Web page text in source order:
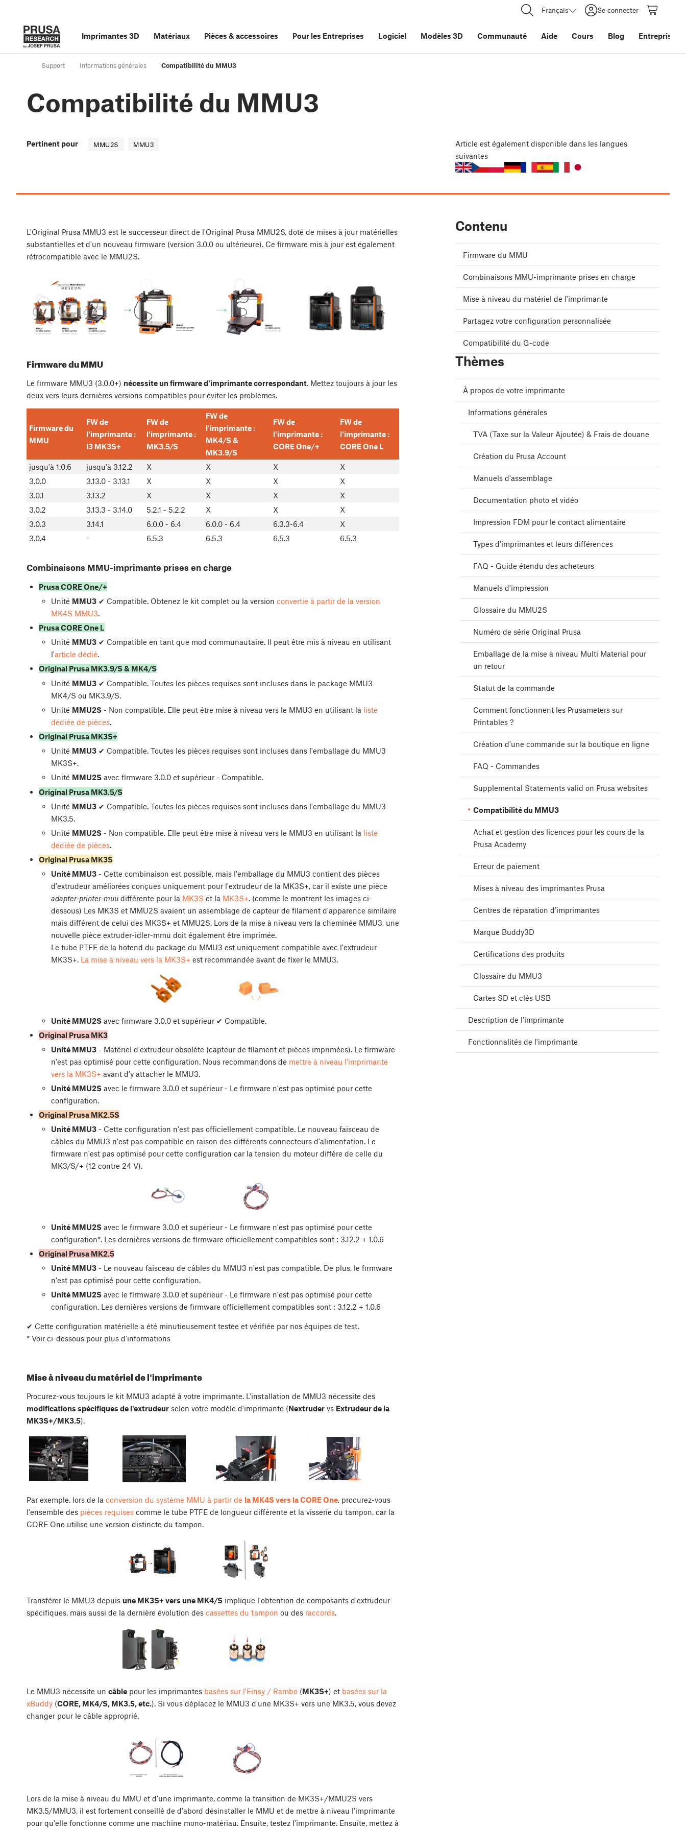
Français Se connecter
Imprimantes 3D Matériaux Pièces &accessoires Pour les Entreprises Logiciel Modèles 3D Communauté Aide Cours Blog Entreprise
Support Informations générales Compatibilité du MMU3
Compatibilité du MMU3
Pertinent pour MMU2S MMU3 Article est également disponible dans les langues
suivantes
L'Original Prusa MMU3 est le successeur direct de l'Original Prusa MMU2S, doté de mises à jour matérielles
substantielles et d'un nouveau firmware (version 3.0.0 ou ultérieure). Ce firmware mis à jour est également
rétrocompatible avec le MMU2S.
Firmware du MMU
Le firmware MMU3 (3.0.0+) nécessite un firmware d'imprimante correspondant. Mettez toujours à jour les
deux vers leurs dernières versions compatibles pour éviter les problèmes.
Firmware du
MMU
FW de
l'imprimante :
i3 MK3S+
FW de
l'imprimante :
MK3.5/S
FW de
l'imprimante :
MK4/S &
MK3.9/S
FW de
l'imprimante :
CORE One/+
FW de
l'imprimante :
CORE One L
jusqu'à 1.0.6 jusqu'à 3.12.2 X X X
X
3.0.0
3.13.0 - 3.13.1 X X X
X
3.0.1
3.13.2 X X X
X
3.0.2
3.13.3 - 3.14.0 5.2.1 - 5.2.2 X X
X
3.0.3
3.14.1 6.0.0 - 6.4 6.0.0 - 6.4 6.3.3-6.4
X
3.0.4
- 6.5.3 6.5.3 6.5.3 6.5.3
Combinaisons MMU-imprimante prises en charge
Prusa CORE One/+
Unité MMU3✔ Compatible. Obtenez le kit complet ou la version convertie à partir de la version
MK4S MMU3.
Prusa CORE One L
Unité MMU3✔ Compatible en tant que mod communautaire. Il peut être mis à niveau en utilisant
l'article dédié.
Original Prusa MK3.9/S & MK4/S
Unité MMU3✔ Compatible. Toutes les pièces requises sont incluses dans le package MMU3
MK4/S ou MK3.9/S.
Unité MMU2S- Non compatible. Elle peut être mise à niveau vers le MMU3 en utilisant la liste
dédiée de pièces.
Original Prusa MK3S+
Unité MMU3✔ Compatible. Toutes les pièces requises sont incluses dans l'emballage du MMU3
MK3S+.
Unité MMU2Savec firmware 3.0.0 et supérieur - Compatible.
Original Prusa MK3.5/S
Unité MMU3✔ Compatible. Toutes les pièces requises sont incluses dans l'emballage du MMU3
MK3.5.
Unité MMU2S- Non compatible. Elle peut être mise à niveau vers le MMU3 en utilisant la liste
dédiée de pièces.
Original Prusa MK3S
Unité MMU3- Cette combinaison est possible, mais l'emballage du MMU3 contient des pièces
d'extrudeur améliorées conçues uniquement pour l'extrudeur de la MK3S+, car il existe une pièce
adapter-printer-muudifférente pour la MK3S et la MK3S+. (comme le montrent les images ci-
dessous) Les MK3S et MMU2S avaient un assemblage de capteur de filament d'apparence similaire
mais différent de celui des MK3S+ et MMU2S. Lors de la mise à niveau vers la cheminée MMU3, une
nouvelle pièce extruder-idler-mmu doit également être imprimée.
Le tube PTFE de la hotend du package du MMU3 est uniquement compatible avec l'extrudeur
MK3S+. La mise à niveau vers la MK3S+ est recommandée avant de fixer le MMU3.
Unité MMU2Savec firmware 3.0.0 et supérieur ✔ Compatible.
Original Prusa MK3
Unité MMU3- Matériel d'extrudeur obsolète (capteur de filament et pièces imprimées). Le firmware
n'est pas optimisé pour cette configuration. Nous recommandons de mettre à niveau l'imprimante
vers la MK3S+ avant d’y attacher le MMU3.
Unité MMU2Savec le firmware 3.0.0 et supérieur - Le firmware n'est pas optimisé pour cette
configuration.
Original Prusa MK2.5S
Unité MMU3- Cette configuration n'est pas officiellement compatible. Le nouveau faisceau de
câbles du MMU3 n'est pas compatible en raison des différents connecteurs d'alimentation. Le
firmware n'est pas optimisé pour cette configuration car la tension du moteur diffère de celle du
MK3/S/+ (12 contre 24 V).
Unité MMU2Savec le firmware 3.0.0 et supérieur - Le firmware n'est pas optimisé pour cette
configuration*. Les dernières versions de firmware officiellement compatibles sont : 3.12.2 + 1.0.6
Original Prusa MK2.5
Unité MMU3- Le nouveau faisceau de câbles du MMU3 n'est pas compatible. De plus, le firmware
n'est pas optimisé pour cette configuration.
Unité MMU2Savec le firmware 3.0.0 et supérieur - Le firmware n'est pas optimisé pour cette
configuration. Les dernières versions de firmware officiellement compatibles sont : 3.12.2 + 1.0.6
✔ Cette configuration matérielle a été minutieusement testée et vérifiée par nos équipes de test.
* Voir ci-dessous pour plus d'informations
Mise à niveau du matériel de l'imprimante
Procurez-vous toujours le kit MMU3 adapté à votre imprimante. L'installation de MMU3 nécessite des
modifications spécifiques de l'extrudeur selon votre modèle d'imprimante (Nextruder vs Extrudeur de la
MK3S+/MK3.5).
Par exemple, lors de la conversion du système MMU à partir de la MK4S vers la CORE One, procurez-vous
l'ensemble des pièces requises comme le tube PTFE de longueur différente et la visserie du tampon, car la
CORE One utilise une version distincte du tampon.
Transférer le MMU3 depuis une MK3S+ vers une MK4/S implique l'obtention de composants d'extrudeur
spécifiques, mais aussi de la dernière évolution des cassettes du tampon ou des raccords.
Le MMU3 nécessite un câble pour les imprimantes basées sur l'Einsy / Rambo (MK3S+) et basées sur la
xBuddy (CORE, MK4/S, MK3.5, etc.). Si vous déplacez le MMU3 d'une MK3S+ vers une MK3.5, vous devez
changer pour le câble approprié.
Lors de la mise à niveau du MMU et d'une imprimante, comme la transition de MK3S+/MMU2S vers
MK3.5/MMU3, il est fortement conseillé de d'abord désinstaller le MMU et de mettre à niveau l'imprimante
pour qu'elle fonctionne comme une machine mono-matériau. Ensuite, testez l'imprimante. Ensuite, mettez à
Contenu
Firmware du MMU
Combinaisons MMU-imprimante prises en charge
Mise à niveau du matériel de l'imprimante
Partagez votre configuration personnalisée
Compatibilité du G-code
Thèmes
À propos de votre imprimante
Informations générales
TVA (Taxe sur la Valeur Ajoutée) & Frais de douane
Création du Prusa Account
Manuels d'assemblage
Documentation photo et vidéo
Impression FDM pour le contact alimentaire
Types d'imprimantes et leurs différences
FAQ - Guide étendu des acheteurs
Manuels d'impression
Glossaire du MMU2S
Numéro de série Original Prusa
Emballage de la mise à niveau Multi Material pour
un retour
Statut de la commande
Comment fonctionnent les Prusameters sur
Printables ?
Création d'une commande sur la boutique en ligne
FAQ - Commandes
Supplemental Statements valid on Prusa websites
Compatibilité du MMU3
Achat et gestion des licences pour les cours de la
Prusa Academy
Erreur de paiement
Mises à niveau des imprimantes Prusa
Centres de réparation d'imprimantes
Marque Buddy3D
Certifications des produits
Glossaire du MMU3
Cartes SD et clés USB
Description de l'imprimante
Fonctionnalités de l'imprimante